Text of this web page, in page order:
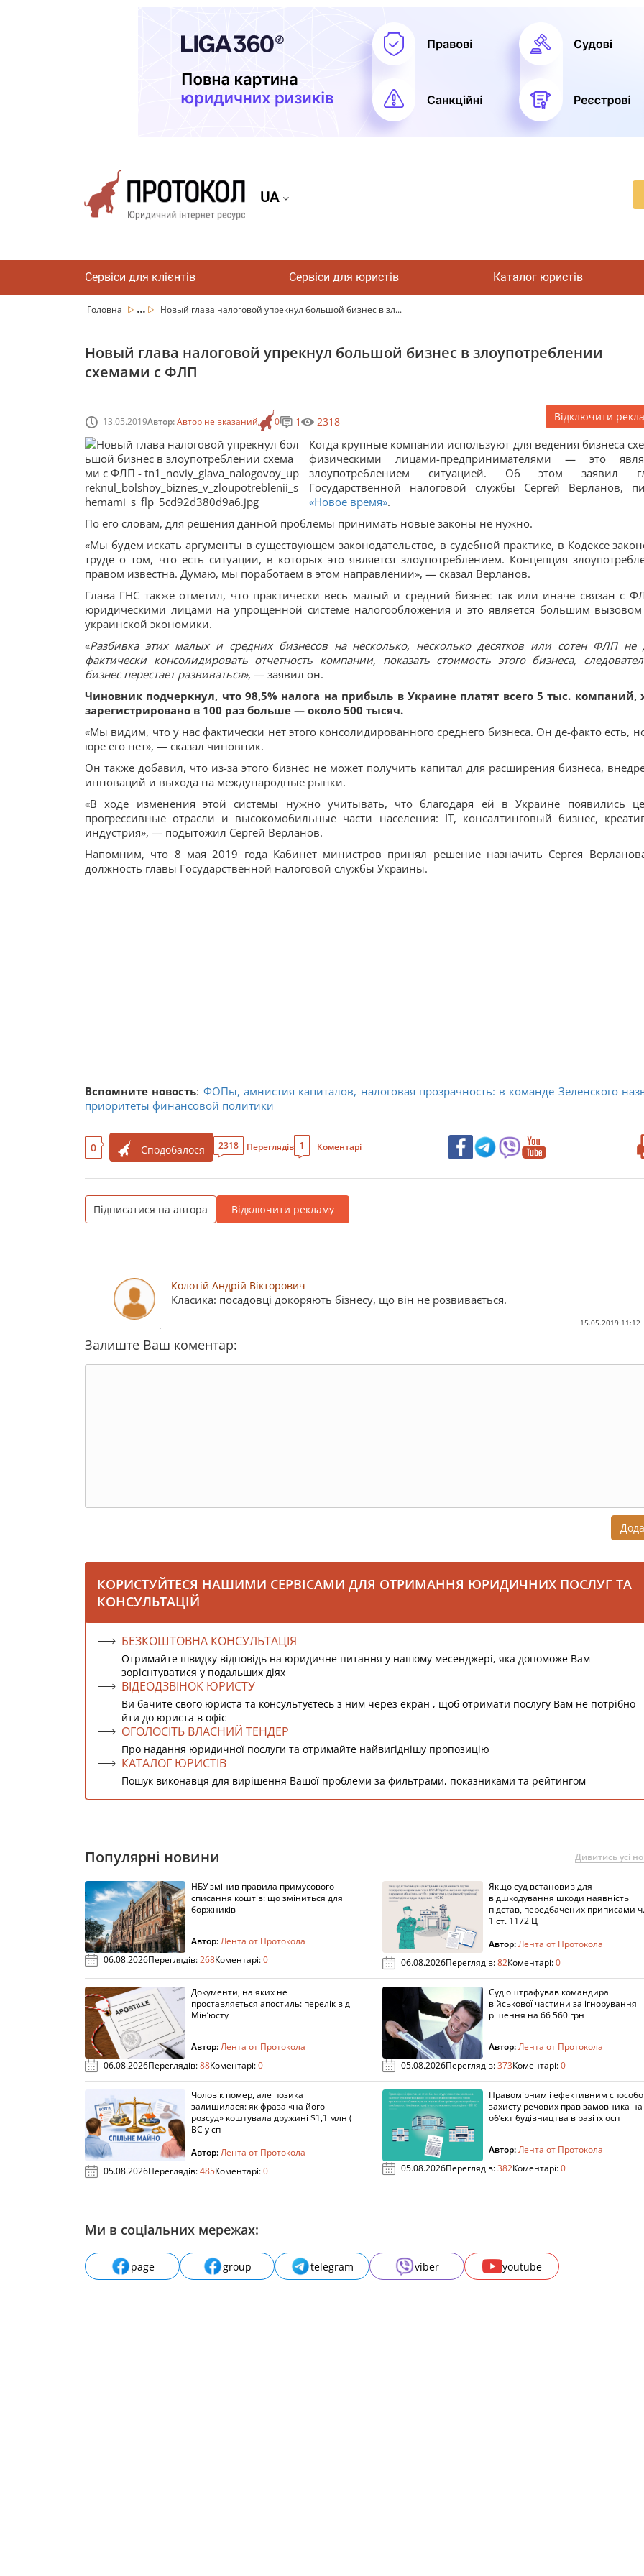
UA
Сервіси для клієнтів Сервіси для юристів Каталог юристів
Головна ... Новый глава налоговой упрекнул большой бизнес в зл...
Новый глава налоговой упрекнул большой бизнес в злоупотреблении
схемами с ФЛП
13.05.2019Автор:Автор не вказаний 0 1 2318 Відключити
Когда крупные компании используют для ведения бизнеса
физическими лицами-предпринимателями — это
злоупотреблением ситуацией. Об этом заявил
Государственной налоговой службы Сергей Верланов,
«Новое время».
По его словам, для решения данной проблемы принимать новые законы не нужно.
«Мы будем искать аргументы в существующем законодательстве, в судебной практике, в Кодексе
труде о том, что есть ситуации, в которых это является злоупотреблением. Концепция
правом известна. Думаю, мы поработаем в этом направлении», — сказал Верланов.
Глава ГНС также отметил, что практически весь малый и средний бизнес так или иначе связан с
юридическими лицами на упрощенной системе налогообложения и это является большим
украинской экономики.
«Разбивка этих малых и средних бизнесов на несколько, несколько десятков или сотен ФЛП не
фактически консолидировать отчетность компании, показать стоимость этого бизнеса,
бизнес перестает развиваться», — заявил он.
Чиновник подчеркнул, что 98,5% налога на прибыль в Украине платят всего 5 тыс. компаний,
зарегистрировано в 100 раз больше — около 500 тысяч.
«Мы видим, что у нас фактически нет этого консолидированного среднего бизнеса. Он де-факто есть,
юре его нет», — сказал чиновник.
Он также добавил, что из-за этого бизнес не может получить капитал для расширения бизнеса,
инноваций и выхода на международные рынки.
«В ходе изменения этой системы нужно учитывать, что благодаря ей в Украине появились
прогрессивные отрасли и высокомобильные части населения: IT, консалтинговый бизнес,
индустрия», — подытожил Сергей Верланов.
Напомним, что 8 мая 2019 года Кабинет министров принял решение назначить Сергея
должность главы Государственной налоговой службы Украины.
Вспомните новость: ФОПы, амнистия капиталов, налоговая прозрачность: в команде Зеленского
приоритеты финансовой политики
0 Сподобалося 2318 Переглядів 1 Коментарі
Підписатися на автора Відключити рекламу
Колотій Андрій Вікторович
Класика: посадовці докоряють бізнесу, що він не розвивається.
15.05.2019 11:12
Залиште Ваш коментар:
КОРИСТУЙТЕСЯ НАШИМИ СЕРВІСАМИ ДЛЯ ОТРИМАННЯ ЮРИДИЧНИХ ПОСЛУГ ТА
КОНСУЛЬТАЦІЙ
БЕЗКОШТОВНА КОНСУЛЬТАЦІЯ
Отримайте швидку відповідь на юридичне питання у нашому месенджері, яка допоможе Вам
зорієнтуватися у подальших діях
ВІДЕОДЗВІНОК ЮРИСТУ
Ви бачите свого юриста та консультуєтесь з ним через екран , щоб отримати послугу Вам не потрібно
йти до юриста в офіс
ОГОЛОСІТЬ ВЛАСНИЙ ТЕНДЕР
Про надання юридичної послуги та отримайте найвигіднішу пропозицію
КАТАЛОГ ЮРИСТІВ
Пошук виконавця для вирішення Вашої проблеми за фильтрами, показниками та рейтингом
Популярні новини Дивитись усі
НБУ змінив правила примусового
списання коштів: що зміниться для
боржників
Автор:Лента от Протокола
06.08.2026Переглядів:268Коментарі:0
Якщо суд встановив для
відшкодування шкоди наявність
підстав, передбачених приписами ч.
1 ст. 1172 Ц
Автор:Лента от Протокола
06.08.2026Переглядів:82Коментарі:0
Документи, на яких не
проставляється апостиль: перелік від
Мін’юсту
Автор:Лента от Протокола
06.08.2026Переглядів:88Коментарі:0
Суд оштрафував командира
військової частини за ігнорування
рішення на 66 560 грн
Автор:Лента от Протокола
05.08.2026Переглядів:373Коментарі:0
Чоловік помер, але позика
залишилася: як фраза «на його
розсуд» коштувала дружині $1,1 млн (
ВС у сп
Автор:Лента от Протокола
05.08.2026Переглядів:485Коментарі:0
Правомірним і ефективним
захисту речових прав замовника на
об’єкт будівництва в разі їх осп
Автор:Лента от Протокола
05.08.2026Переглядів:382Коментарі:0
Ми в соціальних мережах:
page group telegram viber youtube